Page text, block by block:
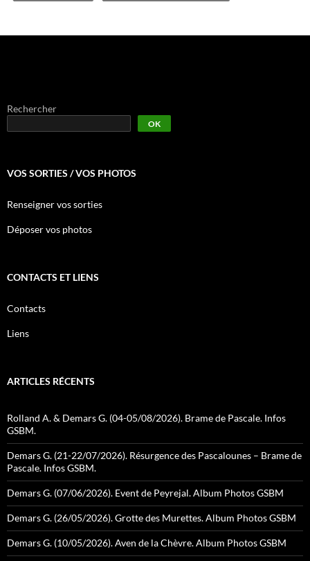
Rechercher
OK
VOS SORTIES / VOS PHOTOS
Renseigner vos sorties
Déposer vos photos
CONTACTS ET LIENS
Contacts
Liens
ARTICLES RÉCENTS
Rolland A. & Demars G. (04-05/08/2026). Brame de Pascale. Infos
GSBM.
Demars G. (21-22/07/2026). Résurgence des Pascalounes – Brame de
Pascale. Infos GSBM.
Demars G. (07/06/2026). Event de Peyrejal. Album Photos GSBM
Demars G. (26/05/2026). Grotte des Murettes. Album Photos GSBM
Demars G. (10/05/2026). Aven de la Chèvre. Album Photos GSBM